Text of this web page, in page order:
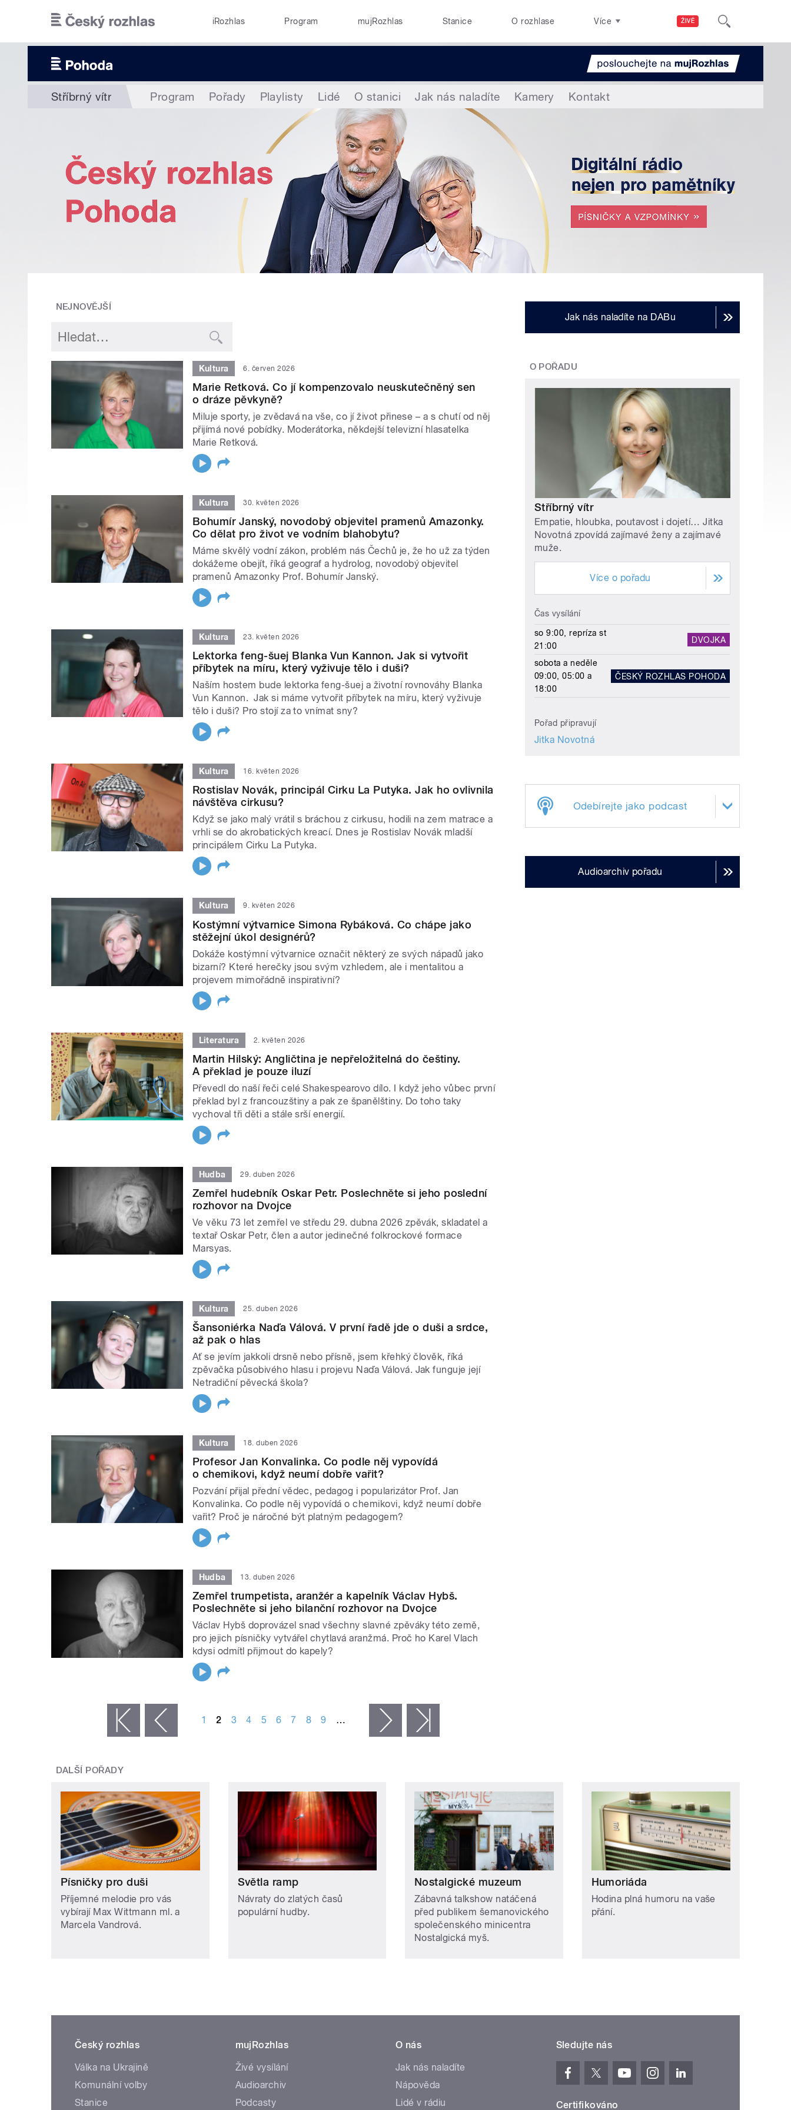
ŽIVĚ
iRozhlas Program mujRozhlas Stanice O rozhlase Více
Stříbrný vítr Program Pořady Playlisty Lidé O stanici Jak nás naladíte Kamery Kontakt
NEJNOVĚJŠÍ
Kultura 6. červen 2026
Marie Retková. Co jí kompenzovalo neuskutečněný sen
o dráze pěvkyně?
Miluje sporty, je zvědavá na vše, co jí život přinese – a s chutí od něj
přijímá nové pobídky. Moderátorka, někdejší televizní hlasatelka
Marie Retková.
Kultura 30. květen 2026
Bohumír Janský, novodobý objevitel pramenů Amazonky.
Co dělat pro život ve vodním blahobytu?
Máme skvělý vodní zákon, problém nás Čechů je, že ho už za týden
dokážeme obejít, říká geograf a hydrolog, novodobý objevitel
pramenů Amazonky Prof. Bohumír Janský.
Kultura 23. květen 2026
Lektorka feng-šuej Blanka Vun Kannon. Jak si vytvořit
příbytek na míru, který vyživuje tělo i duši?
Naším hostem bude lektorka feng-šuej a životní rovnováhy Blanka
Vun Kannon. Jak si máme vytvořit příbytek na míru, který vyživuje
tělo i duši? Pro stojí za to vnímat sny?
Kultura 16. květen 2026
Rostislav Novák, principál Cirku La Putyka. Jak ho ovlivnila
návštěva cirkusu?
Když se jako malý vrátil s bráchou z cirkusu, hodili na zem matrace a
vrhli se do akrobatických kreací. Dnes je Rostislav Novák mladší
principálem Cirku La Putyka.
Kultura 9. květen 2026
Kostýmní výtvarnice Simona Rybáková. Co chápe jako
stěžejní úkol designérů?
Dokáže kostýmní výtvarnice označit některý ze svých nápadů jako
bizarní? Které herečky jsou svým vzhledem, ale i mentalitou a
projevem mimořádně inspirativní?
Literatura 2. květen 2026
Martin Hilský: Angličtina je nepřeložitelná do češtiny.
A překlad je pouze iluzí
Převedl do naší řeči celé Shakespearovo dílo. I když jeho vůbec první
překlad byl z francouzštiny a pak ze španělštiny. Do toho taky
vychoval tři děti a stále srší energií.
Hudba 29. duben 2026
Zemřel hudebník Oskar Petr. Poslechněte si jeho poslední
rozhovor na Dvojce
Ve věku 73 let zemřel ve středu 29. dubna 2026 zpěvák, skladatel a
textař Oskar Petr, člen a autor jedinečné folkrockové formace
Marsyas.
Kultura 25. duben 2026
Šansoniérka Naďa Válová. V první řadě jde o duši a srdce,
až pak o hlas
Ať se jevím jakkoli drsně nebo přísně, jsem křehký člověk, říká
zpěvačka působivého hlasu i projevu Naďa Válová. Jak funguje její
Netradiční pěvecká škola?
Kultura 18. duben 2026
Profesor Jan Konvalinka. Co podle něj vypovídá
o chemikovi, když neumí dobře vařit?
Pozvání přijal přední vědec, pedagog i popularizátor Prof. Jan
Konvalinka. Co podle něj vypovídá o chemikovi, když neumí dobře
vařit? Proč je náročné být platným pedagogem?
Hudba 13. duben 2026
Zemřel trumpetista, aranžér a kapelník Václav Hybš.
Poslechněte si jeho bilanční rozhovor na Dvojce
Václav Hybš doprovázel snad všechny slavné zpěváky této země,
pro jejich písničky vytvářel chytlavá aranžmá. Proč ho Karel Vlach
kdysi odmítl přijmout do kapely?
‹ předchozí 1 2 3 4 5 6 7 8 9 … následující ›
Jak nás naladíte na DABu
O POŘADU
Stříbrný vítr
Empatie, hloubka, poutavost i dojetí… Jitka
Novotná zpovídá zajímavé ženy a zajímavé
muže.
Více o pořadu
Čas vysílání
so 9:00, repríza st
21:00
DVOJKA
sobota a neděle
09:00, 05:00 a
18:00
ČESKÝ ROZHLAS POHODA
Pořad připravují
Jitka Novotná
Odebírejte jako podcast
Audioarchiv pořadu
DALŠÍ POŘADY
Písničky pro duši
Příjemné melodie pro vás
vybírají Max Wittmann ml. a
Marcela Vandrová.
Světla ramp
Návraty do zlatých časů
populární hudby.
Nostalgické muzeum
Zábavná talkshow natáčená
před publikem šemanovického
společenského minicentra
Nostalgická myš.
Humoriáda
Hodina plná humoru na vaše
přání.
Český rozhlas
Válka na Ukrajině
Komunální volby
Stanice
mujRozhlas
Živé vysílání
Audioarchiv
Podcasty
O nás
Jak nás naladíte
Nápověda
Lidé v rádiu
Sledujte nás
Certifikováno